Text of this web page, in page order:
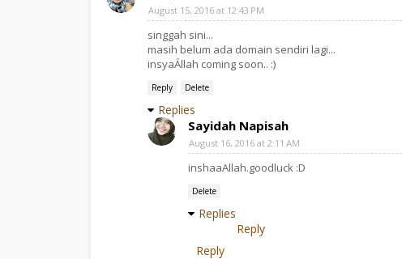
August 15, 2016 at 12:43 PM
singgah sini...
masih belum ada domain sendiri lagi...
insyaÁllah coming soon.. :)
Reply Delete
Replies
Sayidah Napisah
August 16, 2016 at 2:11 AM
inshaaAllah.goodluck :D
Delete
Replies
Reply
Reply